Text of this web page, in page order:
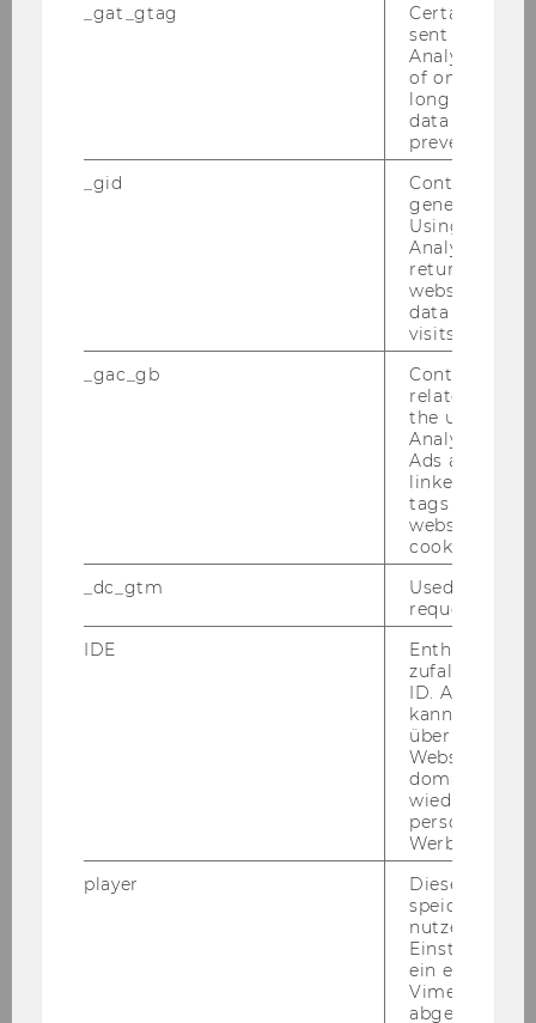
Mag.rer.soc.oec.Dr.phil. Gerhard
gerhard.geissler@wu.ac.at
Lisa-Maria Lukasser MSc.
lisa-maria.lukasser@wu.ac.at
_gat_gtag
Certain data
sent to
Analytics a
of once per
long as it is
data
prevented.
_gid
Contains a
generated
Using this
Analytics can
returning
website and
data from
visits.
_gac_gb
Contains
related
the user. If
Analytics and
Ads accounts
linked, the
tags on the
website read
cookie.
_dc_gtm
Used to
request rate.
IDE
Enthält eine
ID. Anhand
kann Google
über
Websites
Werbung
player
Dieses Cookie
speichert
ein
Vimeo-Video
abgespielt